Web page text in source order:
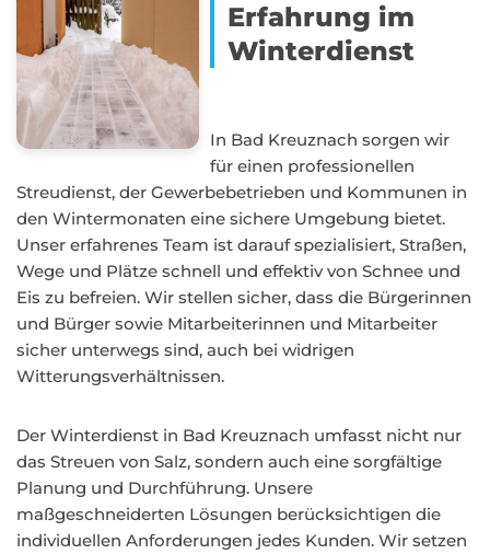
Erfahrung im
Winterdienst
In Bad Kreuznach sorgen wir
für einen professionellen
Streudienst, der Gewerbebetrieben und Kommunen in
den Wintermonaten eine sichere Umgebung bietet.
Unser erfahrenes Team ist darauf spezialisiert, Straßen,
Wege und Plätze schnell und effektiv von Schnee und
Eis zu befreien. Wir stellen sicher, dass die Bürgerinnen
und Bürger sowie Mitarbeiterinnen und Mitarbeiter
sicher unterwegs sind, auch bei widrigen
Witterungsverhältnissen.
Der Winterdienst in Bad Kreuznach umfasst nicht nur
das Streuen von Salz, sondern auch eine sorgfältige
Planung und Durchführung. Unsere
maßgeschneiderten Lösungen berücksichtigen die
individuellen Anforderungen jedes Kunden. Wir setzen